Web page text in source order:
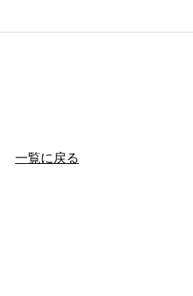
一覧に戻る